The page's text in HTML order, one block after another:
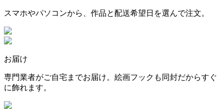
スマホやパソコンから、作品と配送希望日を選んで注文。
お届け
専門業者がご自宅までお届け。絵画フックも同封だからすぐ
に飾れます。